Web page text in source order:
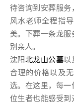
待咨询到安葬服务
风水老师全程指
美。下葬一条龙
别亲人。
沈阳北龙山公墓以
合理的价格以及
选。在这里，每
位生者也能感受